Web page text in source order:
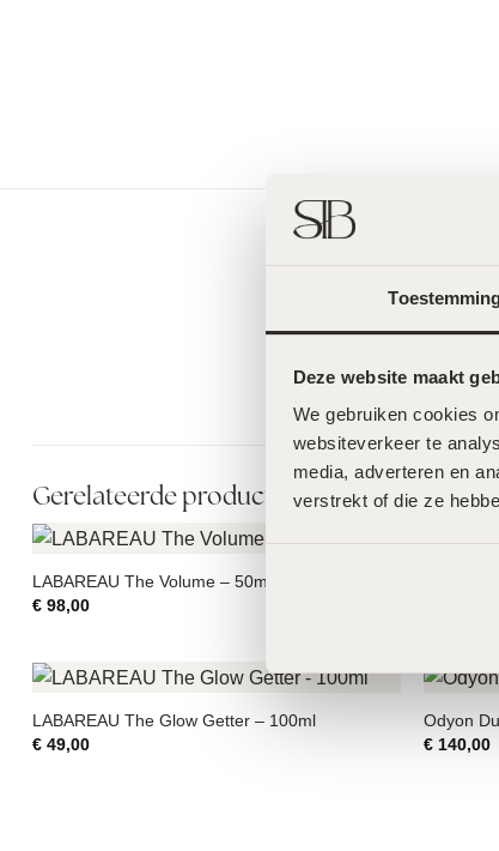
Deze website maakt
We gebruiken cookies
websiteverkeer te
media, adverteren en
verstrekt of die ze
Gerelateerde producten
LABAREAU The Volume – 50ml
€98,00
LABAREAU The Glow Getter – 100ml
€49,00
Odyon
€ 140,00